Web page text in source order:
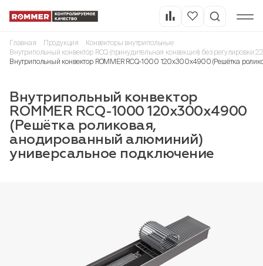
Главная Продукция
Конвекторы внутрипольные
Внутрипольный конвектор RCQ (принудительная конвекция) без регулировки
Внутрипольный конвектор ROMMER RCQ-1000 120х300х4900 (Решётка
Внутрипольный конвектор
ROMMER RCQ-1000 120х300х4900
(Решётка роликовая,
анодированный алюминий)
универсальное подключение